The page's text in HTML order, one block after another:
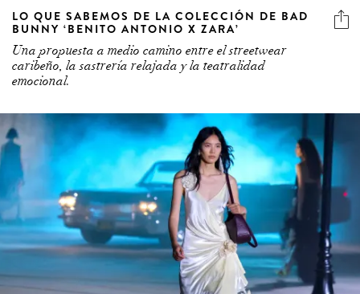
LO QUE SABEMOS DE LA COLECCIÓN DE BAD
BUNNY ‘BENITO ANTONIO X ZARA’
Una propuesta a medio camino entre el streetwear
caribeño, la sastrería relajada y la teatralidad
emocional.